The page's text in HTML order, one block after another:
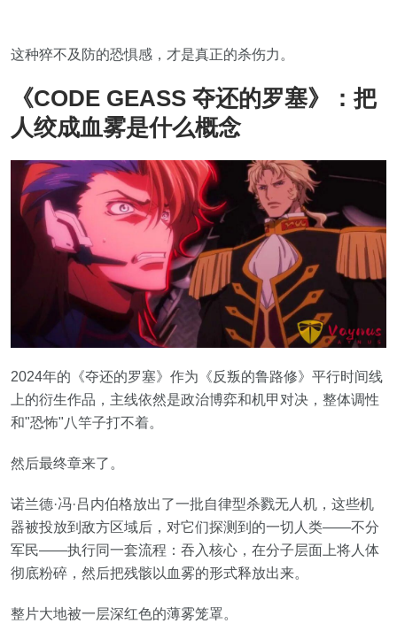
这种猝不及防的恐惧感，才是真正的杀伤力。
《CODE GEASS 夺还的罗塞》：把
人绞成血雾是什么概念
2024年的《夺还的罗塞》作为《反叛的鲁路修》平行时间线
上的衍生作品，主线依然是政治博弈和机甲对决，整体调性
和"恐怖"八竿子打不着。
然后最终章来了。
诺兰德·冯·吕内伯格放出了一批自律型杀戮无人机，这些机
器被投放到敌方区域后，对它们探测到的一切人类——不分
军民——执行同一套流程：吞入核心，在分子层面上将人体
彻底粉碎，然后把残骸以血雾的形式释放出来。
整片大地被一层深红色的薄雾笼罩。